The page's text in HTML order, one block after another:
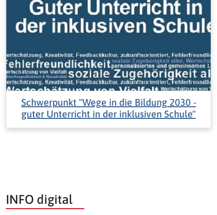
Schwerpunkt "Wege in die Bildung 2030 -
guter Unterricht in der inklusiven Schule"
INFO digital